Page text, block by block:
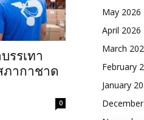
รรเทา
ากาชาด
0
May 2026
April 2026
March
February
January